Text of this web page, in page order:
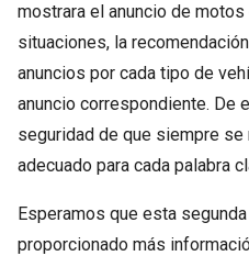
mostrara el anuncio de
situaciones, la
anuncios por cada tipo de
anuncio correspondiente. De
seguridad de que siempre
adecuado para cada palabra
Esperamos que esta
proporcionado más